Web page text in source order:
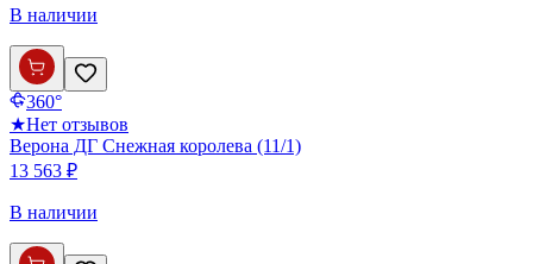
В наличии
360°
★Нет отзывов
Верона ДГ Снежная королева (11/1)
13 563 ₽
В наличии